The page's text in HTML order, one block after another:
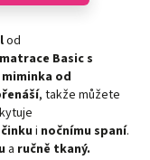
od
Basic s
od
, takže můžete
i nočnímu spaní.
a ručně tkaný.